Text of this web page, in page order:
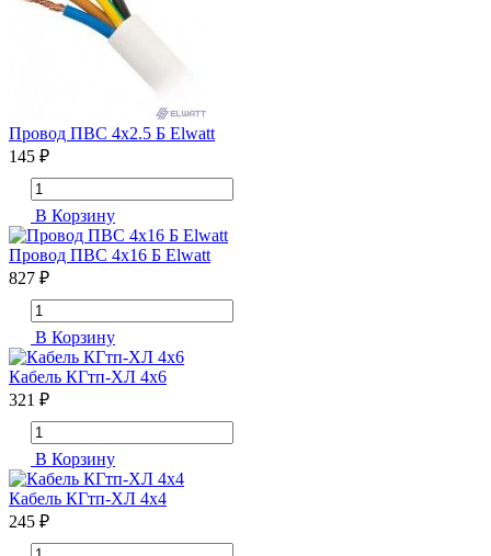
Провод ПВС 4х2.5 Б Elwatt
145 ₽
В Корзину
Провод ПВС 4х16 Б Elwatt
827 ₽
В Корзину
Кабель КГтп-ХЛ 4х6
321 ₽
В Корзину
Кабель КГтп-ХЛ 4х4
245 ₽